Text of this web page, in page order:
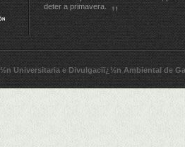
deter a primavera.
Universitaria e Divulgaciï¿½n Ambiental de